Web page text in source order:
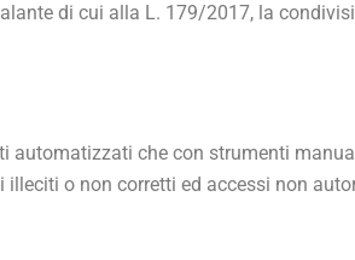
di cui alla L. 179/2017, la
automatizzati che con strumenti
illeciti o non corretti ed accessi non